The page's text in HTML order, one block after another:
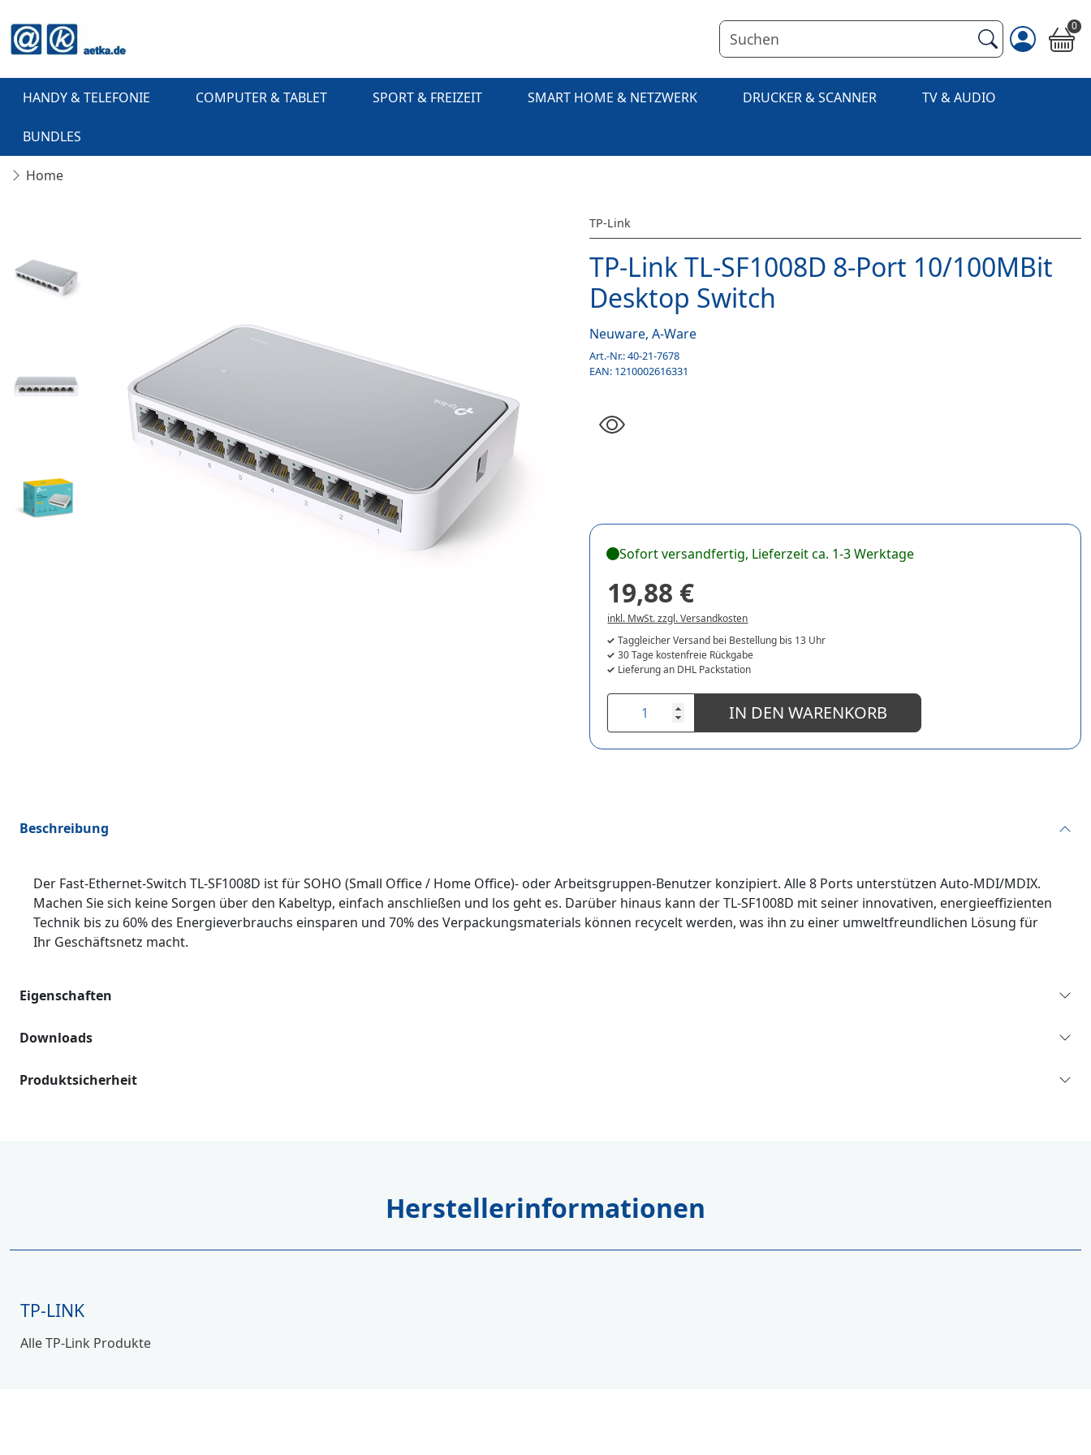
0
HANDY & TELEFONIE COMPUTER & TABLET SPORT & FREIZEIT SMART HOME & NETZWERK DRUCKER & SCANNER TV & AUDIO
BUNDLES
Home
TP-Link
TP-Link TL-SF1008D 8-Port 10/100MBit
Desktop Switch
Neuware, A-Ware
Art.-Nr.:40-21-7678
EAN: 1210002616331
Sofort versandfertig, Lieferzeit ca. 1-3 Werktage
19,88 €
inkl. MwSt. zzgl. Versandkosten
Taggleicher Versand bei Bestellung bis 13 Uhr
30 Tage kostenfreie Rückgabe
Lieferung an DHL Packstation
IN DEN WARENKORB
Beschreibung
Der Fast-Ethernet-Switch TL-SF1008D ist für SOHO (Small Office / Home Office)- oder Arbeitsgruppen-Benutzer konzipiert. Alle 8 Ports unterstützen Auto-MDI/MDIX.
Machen Sie sich keine Sorgen über den Kabeltyp, einfach anschließen und los geht es. Darüber hinaus kann der TL-SF1008D mit seiner innovativen, energieeffizienten
Technik bis zu 60% des Energieverbrauchs einsparen und 70% des Verpackungsmaterials können recycelt werden, was ihn zu einer umweltfreundlichen Lösung für
Ihr Geschäftsnetz macht.
Eigenschaften
Downloads
Produktsicherheit
Herstellerinformationen
TP-LINK
Alle TP-Link Produkte